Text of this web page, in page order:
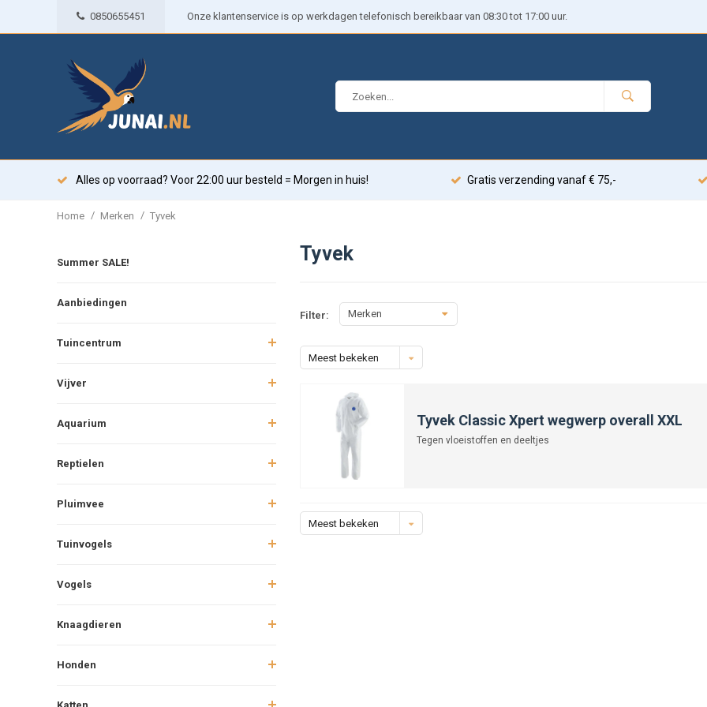
0850655451 Onze klantenservice is op werkdagen telefonisch bereikbaar van 08:30 tot 17:00 uur.
Alles op voorraad? Voor 22:00 uur besteld = Morgen in huis! Gratis verzending vanaf € 75,-
Home / Merken / Tyvek
Summer SALE!
Aanbiedingen
Tuincentrum
Vijver
Aquarium
Reptielen
Pluimvee
Tuinvogels
Vogels
Knaagdieren
Honden
Tyvek
Filter: Merken
Meest bekeken
Tyvek Classic Xpert wegwerp overall XXL
Tegen vloeistoffen en deeltjes
Meest bekeken